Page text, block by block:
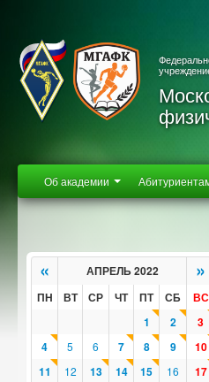
Об академии
« АПРЕЛЬ 2022 »
ПН ВТ СР ЧТ ПТ СБ
ВС
1
2
3
4
5 6 7 8 9
10
11
12 13 14 15 16
17